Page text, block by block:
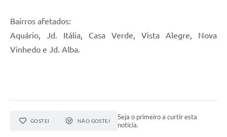
Bairros afetados:
Aquário, Jd. Itália, Casa Verde, Vista Alegre, Nova
Vinhedo e Jd. Alba.
GOSTEI NÃO GOSTEI
Seja o primeiro a curtir esta
notícia.